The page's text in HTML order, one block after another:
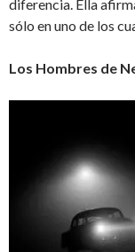
diferencia. Ella
sólo en uno de los
Los Hombres de